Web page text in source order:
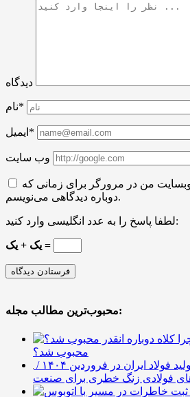
دیدگاه
نام*
ایمیل*
وب سایت
وبسایت من در مرورگر برای زمانی که
دوباره دیدگاهی می‌نویسم.
لطفا پاسخ را به عدد انگلیسی وارد کنید:
یک + یک =
محبوب‌ترین مطالب مجله:
محبوب شد؟
افزایش ۴.۶ درصدی تولید فولاد ایران در فروردین ۱۴۰۴ /
فولادی زنگ خطری برای صنعت